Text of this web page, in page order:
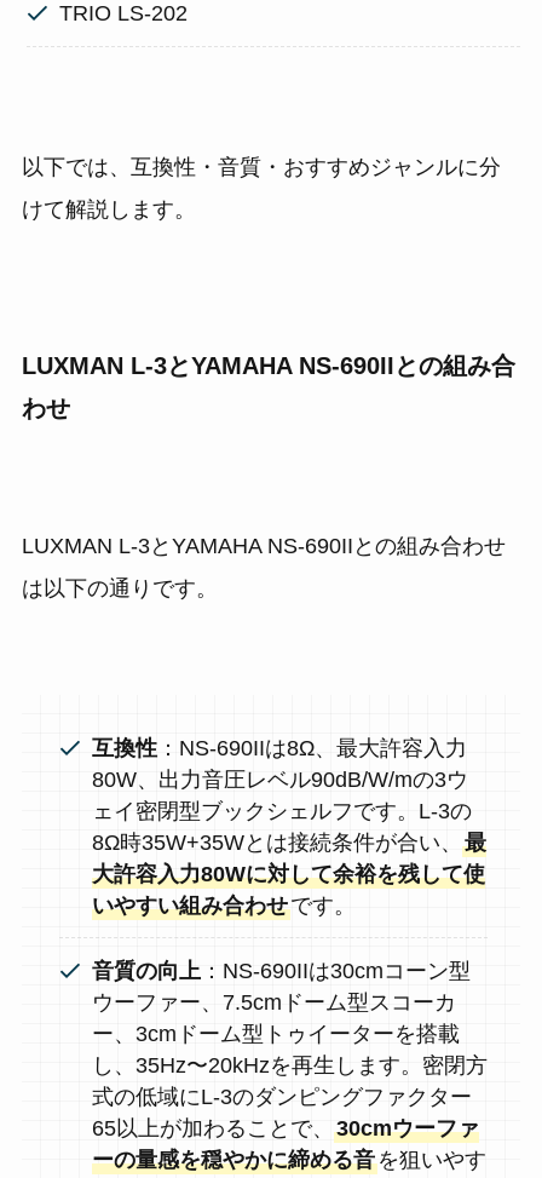
TRIO LS-202
以下では、互換性・音質・おすすめジャンルに分
けて解説します。
LUXMAN L-3とYAMAHA NS-690IIとの組み合
わせ
LUXMAN L-3とYAMAHA NS-690IIとの組み合わせ
は以下の通りです。
互換性 ：NS-690IIは8Ω、最大許容入力
80W、出力音圧レベル90dB/W/mの3ウ
ェイ密閉型ブックシェルフです。L-3の
8Ω時35W+35Wとは接続条件が合い、最
大許容入力80Wに対して余裕を残して使
いやすい組み合わせです。
音質の向上 ：NS-690IIは30cmコーン型
ウーファー、7.5cmドーム型スコーカ
ー、3cmドーム型トゥイーターを搭載
し、35Hz〜20kHzを再生します。密閉方
式の低域にL-3のダンピングファクター
65以上が加わることで、30cmウーファ
ーの量感を穏やかに締める音を狙いやす